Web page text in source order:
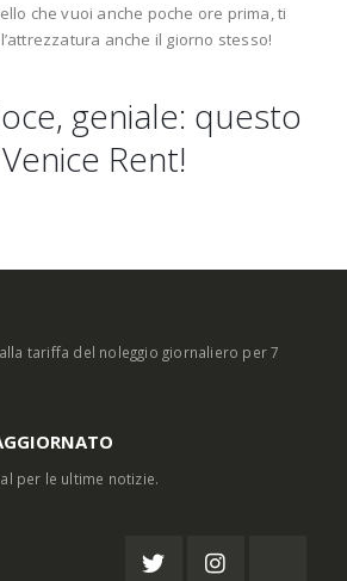
che vuoi anche poche ore prima, ti
anche il giorno stesso!
geniale: questo
Rent!
tariffa del noleggio giornaliero per 7
per le ultime notizie.